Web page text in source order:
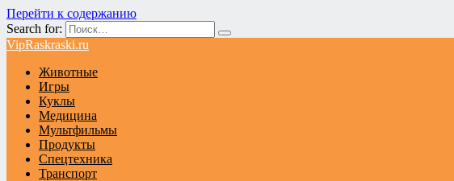
Перейти к содержанию
Search for:
VipRaskraski.ru
Животные
Игры
Куклы
Медицина
Мультфильмы
Продукты
Спецтехника
Транспорт